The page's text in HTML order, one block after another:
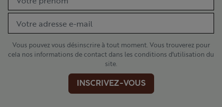
Vous pouvez vous désinscrire à tout moment. Vous trouverez pour
cela nos informations de contact dans les conditions d'utilisation du
site.
INSCRIVEZ-VOUS